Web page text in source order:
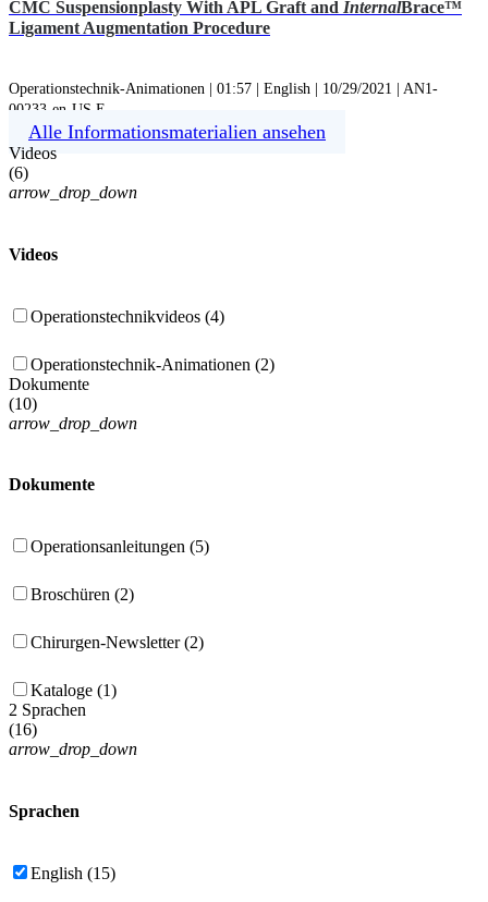
CMC Suspensionplasty With APL Graft and InternalBrace™
Ligament Augmentation Procedure
Operationstechnik-Animationen | 01:57 | English | 10/29/2021 | AN1-
00233-en-US E
Alle Informationsmaterialien ansehen
Videos
(6)
arrow_drop_down
Videos
Operationstechnikvideos (4)
Operationstechnik-Animationen (2)
Dokumente
(10)
arrow_drop_down
Dokumente
Operationsanleitungen (5)
Broschüren (2)
Chirurgen-Newsletter (2)
Kataloge (1)
2 Sprachen
(16)
arrow_drop_down
Sprachen
English (15)